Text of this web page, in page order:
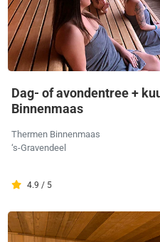
Dag- of avondentree +
Binnenmaas
Thermen Binnenmaas
‘s-Gravendeel
4.9 / 5